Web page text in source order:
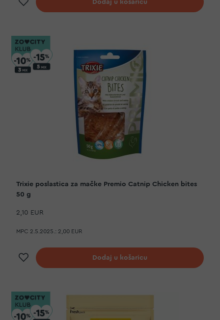
Dodaj u košaricu
Trixie poslastica za mačke Premio Catnip Chicken bites
50 g
2,10 EUR
MPC 2.5.2025.: 2,00 EUR
Dodaj na listu želja
Dodaj u košaricu